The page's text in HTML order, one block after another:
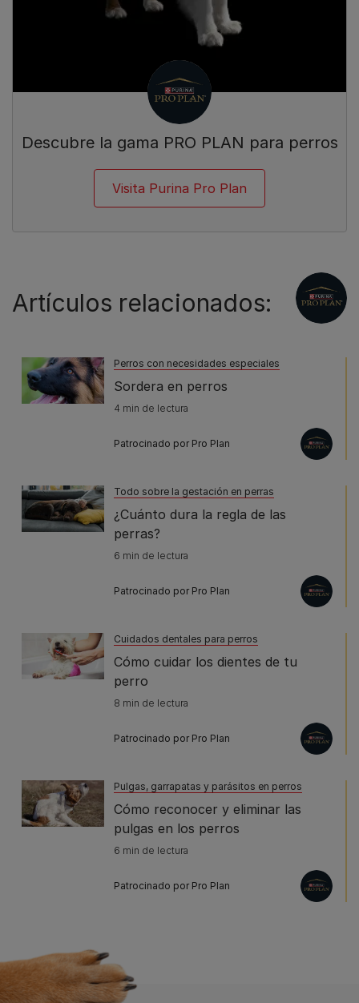
Descubre la gama PRO PLAN para perros
Visita Purina Pro Plan
Artículos relacionados:
Perros con necesidades especiales
Sordera en perros
4 min de lectura
Patrocinado por Pro Plan
Todo sobre la gestación en perras
¿Cuánto dura la regla de las
perras?
6 min de lectura
Patrocinado por Pro Plan
Cuidados dentales para perros
Cómo cuidar los dientes de tu
perro
8 min de lectura
Patrocinado por Pro Plan
Pulgas, garrapatas y parásitos en perros
Cómo reconocer y eliminar las
pulgas en los perros
6 min de lectura
Patrocinado por Pro Plan